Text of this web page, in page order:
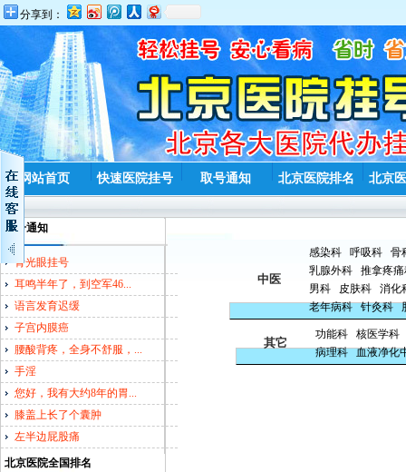
分享到：
网站首页 快速医院挂号 取号通知 北京医院排名 北京
取号通知
青光眼挂号
耳鸣半年了，到空军46...
语言发育迟缓
子宫内膜癌
腰酸背疼，全身不舒服，...
手淫
您好，我有大约8年的胃...
膝盖上长了个囊肿
左半边屁股痛
北京医院全国排名
中医
感染科 呼吸科
骨
乳腺外科
推拿疼痛
男科
皮肤科
消化
老年病科
针灸科
其它
功能科
核医学科
病理科
血液净化